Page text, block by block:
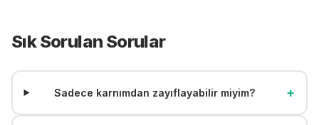
Sık Sorulan Sorular
Sadece karnımdan zayıflayabilir miyim? +